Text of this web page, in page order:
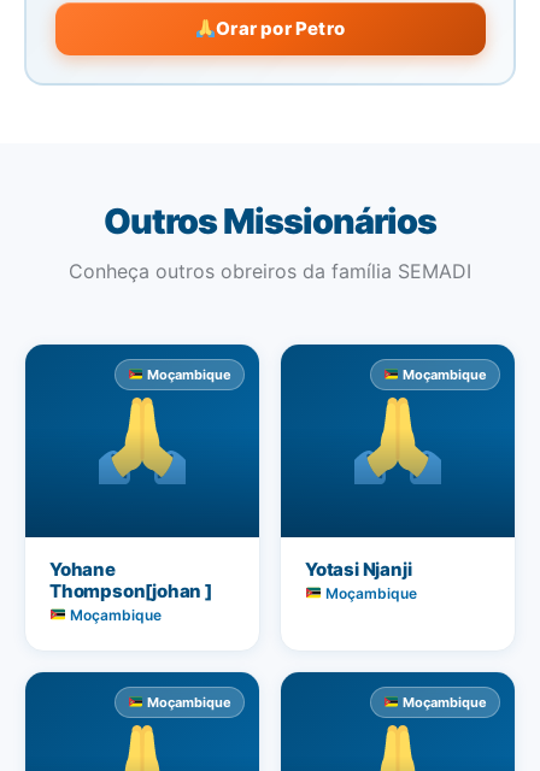
Orar por Petro
Outros Missionários
Conheça outros obreiros da família SEMADI
Moçambique
Yohane
Thompson[johan ]
Moçambique
Moçambique
Yotasi Njanji
Moçambique
Moçambique Moçambique